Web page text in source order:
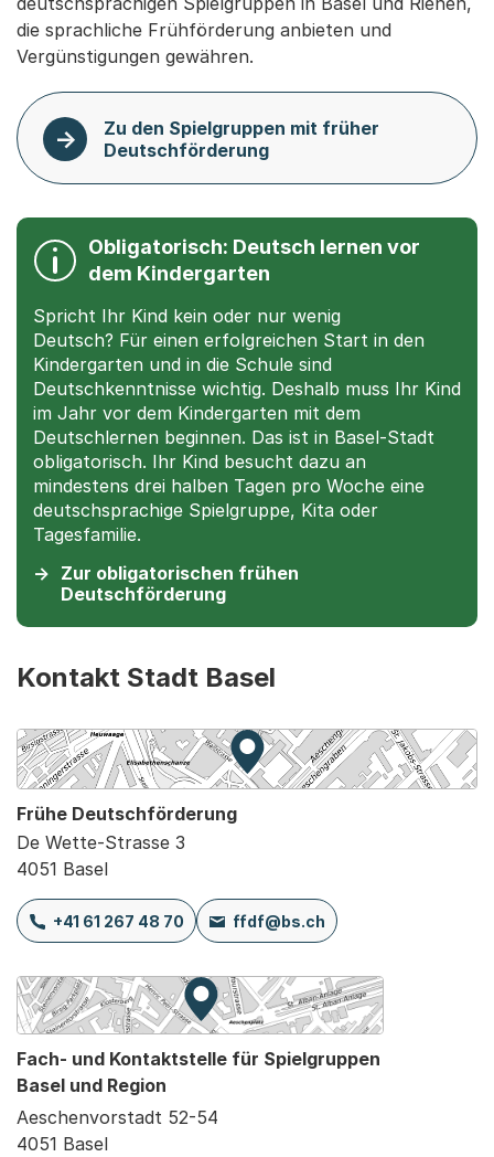
die sprachliche Frühförderung anbieten und
Vergünstigungen gewähren.
Zu den Spielgruppen mit früher
Deutschförderung
Obligatorisch: Deutsch lernen vor
dem Kindergarten
Spricht Ihr Kind kein oder nur wenig
Deutsch? Für einen erfolgreichen Start in den
Kindergarten und in die Schule sind
Deutschkenntnisse wichtig. Deshalb muss Ihr Kind
im Jahr vor dem Kindergarten mit dem
Deutschlernen beginnen. Das ist in Basel-Stadt
obligatorisch. Ihr Kind besucht dazu an
mindestens drei halben Tagen pro Woche eine
deutschsprachige Spielgruppe, Kita oder
Tagesfamilie.
Zur obligatorischen frühen
Deutschförderung
Kontakt Stadt Basel
Zur Karte von MapBS.
Externer Link, wird in einem
Frühe Deutschförderung
De Wette-Strasse 3
4051 Basel
+41 61 267 48 70 ffdf@bs.ch
Zur Karte von MapBS.
Externer Link, wird in einem
Fach- und Kontaktstelle für Spielgruppen
Basel und Region
Aeschenvorstadt 52-54
4051 Basel